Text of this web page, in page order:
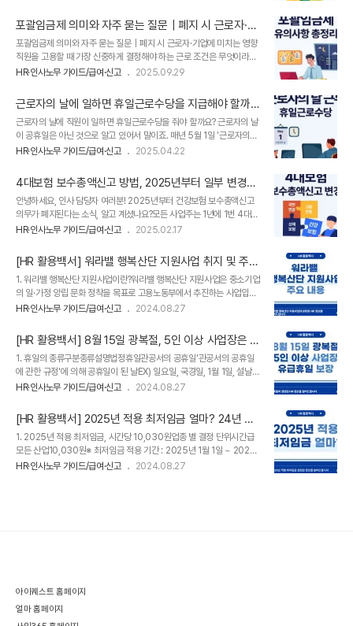
어..죠.​그렇다면, 추석 연휴에 근무하게 되면 휴일근로수당은 어떻게 계산될
까요?오늘은 [디포커스 HR]과 함께, 실무자가 꼭 알아야 할 내용을 정리
해 보겠습니다. 1. 휴일근로수당, 근로기준법 기준은?유급휴일은 세 가지
로 나눌 수 있습니다.구분내용주휴일근로기준법에 따라 1주 소정근로일
을 개근한 근로자에게 주는 유급휴일근로자의 날매년 5월 1일. 법정기념
삼일절,..
포괄임금제 의미와 자주 묻는 질문｜폐지 시 근로자·기
업에 미치는 영향
포괄임금제 의미와 자주 묻는 질문｜폐지 시 근로자·기업에 미치는 영향
직원을 고용할 때 가장 신중하게 결정해야 하는 근로 조건은 무엇이라고
생각하시나요? 아마 많은 분이 연봉이라고 대답하실 거예요.​연봉 조건이
을 결정할 때 포괄임금제로 할지 고민이 되실 텐데요. 포괄임금제는 추가
수당(연장·야간·휴일 근로수당) 지급과도 밀접히 연관되어 있어서 추가
근무가 많은 기업이라면 제대로 알아보고 결정해야 합니다.​게다가 최근
최근 뉴스와 HR 커뮤니티를 보면 ‘포괄임금제 폐지 가능성’이 자주 언급
되고 있어요. 포괄임금제가 폐지되면 어떤 변화가 생길지 궁금하실 텐데
중인지..
HR·인사노무 가이드/급여·신고 2025.09.29
근로자의 날에 일하면 휴일근로수당을 지급해야 할까
요?
근로자의 날에 직원이 일하면 휴일근로수당을 줘야 할까요? 근로자의 날
이 공휴일은 아닌 것으로 알고 있어서 말이죠. 매년 5월 1일 '근로자의
날'이 돌아올 때마다 많은 사업주와 급여담당자는 휴일근로수당을 지급
직원들이 있을 수도 있기 때문이죠.​그런데 이날 대부분의 근로자가 쉬지
만 달력을 보면 근로자의 날은 공휴일로 표시되어 있지 않습니다. 이렇게
보면 휴일근로수당을 굳이 안 줘도 될 것 같은데, 법적으로는 줘야 하는
것인지 헷갈릴 수 있어요.​자칫 잘못하면 사업주는 법적인 문제를 겪을 수
도 있고, 근로자는 정당한 권리를 놓칠 수 있어요.​그래서 오늘은 [디포커
리도록 하겠..
HR·인사노무 가이드/급여·신고 2025.04.22
4대보험 보수총액신고 방법, 2025년부터 일부 변경됩
니다(feat. 건강보험)
안녕하세요, 인사 담당자 여러분! 2025년부터 건강보험 보수총액신고
의무가 폐지된다는 소식, 알고 계셨나요?​모든 사업주는 1년에 1번 4대보
험 공단에 고용하고 있는 근로자의 보수총액을 신고해야 하는데요. 올해
내용을 미리 숙지하고 대비해야겠죠.​혹시나 4대보험 업무가 처음이거나
아직 익숙하지 않다면 "보수총액신고가 정확히 뭐지?" 혹은 "변경된 내
용은 뭐지?"하는 고민이 많으실 텐데요. 이제부터 하나하나 알아볼 예정
이니 전혀 걱정하실 필요 없습니다. ​오늘은 HR 솔루션 [디포커스HR]과
함께 4대보험 보수총액신고가 무엇인지, 2025년부터 건강보험 관련
보험 보..
HR·인사노무 가이드/급여·신고 2025.02.17
[HR 활용백서] 워라밸 행복산단 지원사업 취지 및 주요
내용 한눈에 보기
1. 워라밸 행복산단 지원사업이란?워라밸 행복산단 지원사업은 중소기업
의 일·가정 양립 문화 정착을 목표로 고용노동부에서 추진하는 사업입니
다. 따라서 중소기업이 밀집한 산업단지에서 일·가정 양립제도를 밀착 홍
예정입니다.​워라밸 행복산단 지원사업은 올해 2024년부터 시범 운영하
는 사업으로, 이범 운영 기간 동안 현장 의견을 듣고 효과적인 사업모델
을 구축해 내년 2025년에는 전국으로 확대 시행할 계획입니다.​2. 워라
밸 행복산단 지원사업 주요 내용워라밸 행복산단 지원사업은 크게 유연
근무 등의 지원과 근로자의 임신·출산·육아 및 육아휴직 관련 제도를 지
해 드렸습니다.​1. ..
HR·인사노무 가이드/급여·신고 2024.08.27
[HR 활용백서] 8월 15일 광복절, 5인 이상 사업장은 유
급휴일 보장! 만약 광복절에 근무해야 한다면 급여 계산
은?
1. 휴일의 종류구분종류설명법정휴일관공서의 공휴일'관공서의 공휴일
에 관한 규정'에 의해 공휴일이 된 날EX) 일요일, 국경일, 1월 1일, 설날
(음력 1월 1일) 등대체공휴일지정된 공휴일이 다른 공휴일과 겹칠 경우
또는 대상별로 다른 요일을 특정할 수 있음근로자의 날매년 5월 1일약정
휴일​회사의 단체협약 등에서 정하여 시행하는 휴일 또는 휴가EX) 회사
창립일, 노조 창립일, 하계 특별휴가 등휴일은 일반적으로 일을 쉬는 날
을 통틀어 이르는 말인데요. 휴일은 법에서 정한 휴일인 '법정휴일'과 노
사 당사자가 정한 휴일인 '약정휴일'로 구분할 수 있습니다.​먼저 법정 휴
HR·인사노무 가이드/급여·신고 2024.08.27
[HR 활용백서] 2025년 적용 최저임금 얼마? 24년 대
비 1.7% 오른 1만 30원! 월급으로 환산하면?
1. 2025년 적용 최저임금, 시간당 10,030원업종 별 결정 단위시간급
모든 산업10,030원※ 최저임금 적용 기간 : 2025년 1월 1일 ~ 2025
년 12월 31일2025년 최저임금이 결정되었습니다. 올해 적용 중인 시간
HR·인사노무 가이드/급여·신고 2024.08.27
아이퀘스트 홈페이지
얼마 홈페이지